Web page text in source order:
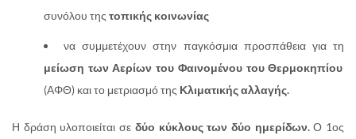
συνόλου της τοπικής κοινωνίας
να συμμετέχουν στην παγκόσμια προσπάθεια για τη
μείωση των Αερίων του Φαινομένου του Θερμοκηπίου
(ΑΦΘ) και το μετριασμό της Κλιματικής αλλαγής.
Η δράση υλοποιείται σε δύο κύκλους των δύο ημερίδων.Ο 1ος